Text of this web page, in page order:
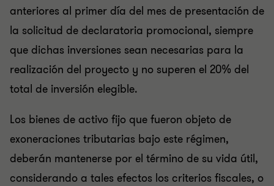
anteriores al primer día del mes de presentación de
la solicitud de declaratoria promocional, siempre
que dichas inversiones sean necesarias para la
realización del proyecto y no superen el 20% del
total de inversión elegible.
Los bienes de activo fijo que fueron objeto de
exoneraciones tributarias bajo este régimen,
deberán mantenerse por el término de su vida útil,
considerando a tales efectos los criterios fiscales, o